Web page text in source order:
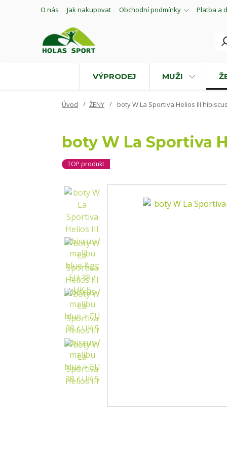
O nás Jak nakupovat Obchodní podmínky Platba a
VÝPRODEJ MUŽI
Úvod ŽENY boty W La Sportiva Helios III
boty W La Sportiva
TOP produkt